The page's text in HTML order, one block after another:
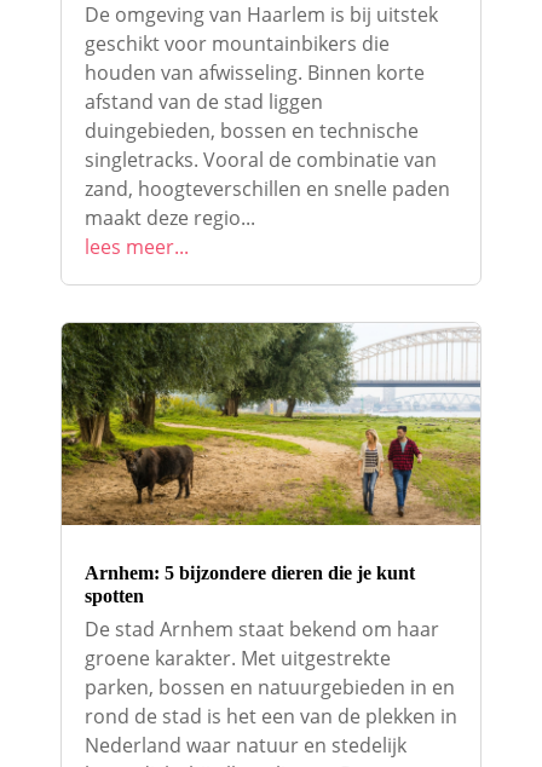
De omgeving van Haarlem is bij uitstek
geschikt voor mountainbikers die
houden van afwisseling. Binnen korte
afstand van de stad liggen
duingebieden, bossen en technische
singletracks. Vooral de combinatie van
zand, hoogteverschillen en snelle paden
maakt deze regio...
lees meer...
Arnhem: 5 bijzondere dieren die je kunt
spotten
De stad Arnhem staat bekend om haar
groene karakter. Met uitgestrekte
parken, bossen en natuurgebieden in en
rond de stad is het een van de plekken in
Nederland waar natuur en stedelijk